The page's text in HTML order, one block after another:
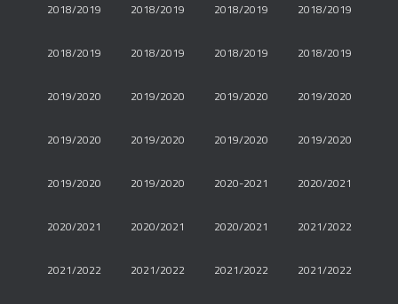
2018/2019 2018/2019 2018/2019 2018/2019
2018/2019 2018/2019 2018/2019 2018/2019
2019/2020 2019/2020 2019/2020 2019/2020
2019/2020 2019/2020 2019/2020 2019/2020
2019/2020 2019/2020 2020-2021 2020/2021
2020/2021 2020/2021 2020/2021 2021/2022
2021/2022 2021/2022 2021/2022 2021/2022